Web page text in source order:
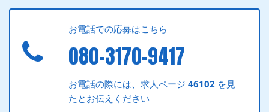
お電話での応募はこちら
080-3170-9417
お電話の際には、求人ページ46102 を見
たとお伝えください